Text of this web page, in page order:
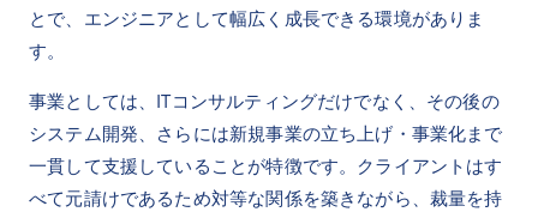
とで、エンジニアとして幅広く成長できる環境がありま
す。
事業としては、ITコンサルティングだけでなく、その後の
システム開発、さらには新規事業の立ち上げ・事業化まで
一貫して支援していることが特徴です。クライアントはす
べて元請けであるため対等な関係を築きながら、裁量を持